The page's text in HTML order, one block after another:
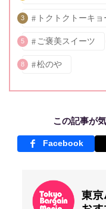
3 トクトクトーキョ
5 ご褒美スイーツ
8 松のや
この記事が
Facebook